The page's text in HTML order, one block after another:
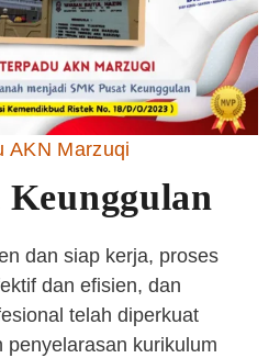
AKN Marzuqi
dan siap kerja, proses
dan efisien, dan
telah diperkuat
penyelarasan kurikulum